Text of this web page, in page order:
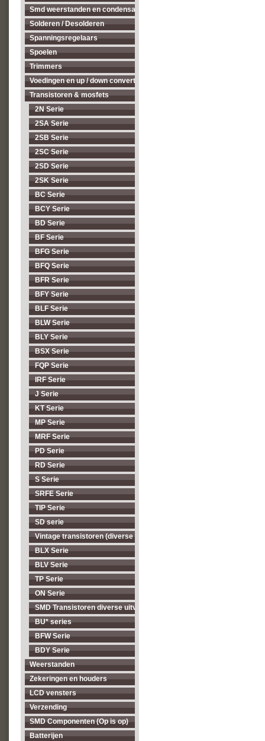
Smd weerstanden en condensatoren
Solderen / Desolderen
Spanningsregelaars
Spoelen
Trimmers
Voedingen en up / down converters
Transistoren & mosfets
2N Serie
2SA Serie
2SB Serie
2SC Serie
2SD Serie
2SK Serie
BC Serie
BCY Serie
BD Serie
BF Serie
BFG Serie
BFQ Serie
BFR Serie
BFY Serie
BLF Serie
BLW Serie
BLY Serie
BSX Serie
FQP Serie
IRF Serie
J Serie
KT Serie
MP Serie
MRF Serie
PD Serie
RD Serie
S Serie
SRFE Serie
TIP Serie
SD serie
Vintage transistoren (diverse types, op = op)
BLX Serie
BLV Serie
TP Serie
ON Serie
SMD Transistoren diverse uitvoeringen
BU* series
BFW Serie
BDY Serie
Weerstanden
Zekeringen en houders
LCD vensters
Verzending
SMD Componenten (Op is op)
Batterijen